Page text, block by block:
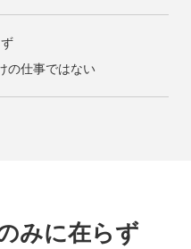
の仕事ではない
みに在らず